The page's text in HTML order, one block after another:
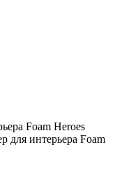
Foam Heroes
для интерьера Foam